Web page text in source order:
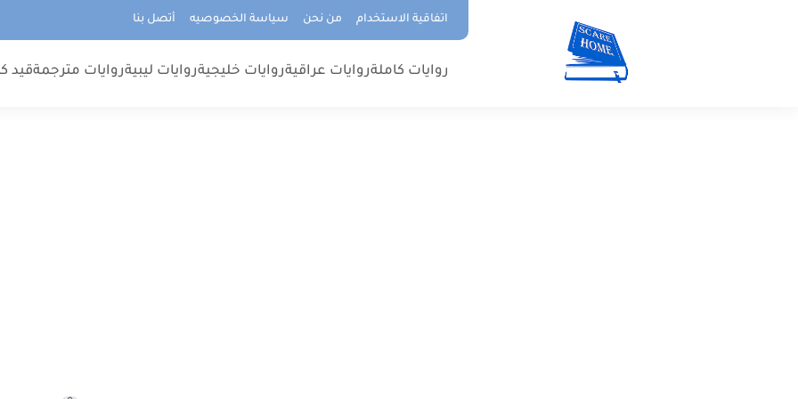
اتفاقية الاستخدام من نحن سياسة الخصوصيه أتصل بنا
روايات كاملةروايات عراقيةروايات خليجيةروايات ليبيةروايات مترجمةقيد